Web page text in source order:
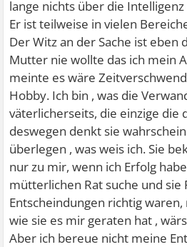
lange nichts über die
Er ist teilweise in vielen
Der Witz an der Sache ist eben
Mutter nie wollte das ich mein
meinte es wäre
Hobby. Ich bin , was die
väterlicherseits, die einzige die
deswegen denkt sie
überlegen , was weis ich. Sie
nur zu mir, wenn ich Erfolg
mütterlichen Rat suche und sie
Entscheindungen richtig
wie sie es mir geraten hat ,
Aber ich bereue nicht meine